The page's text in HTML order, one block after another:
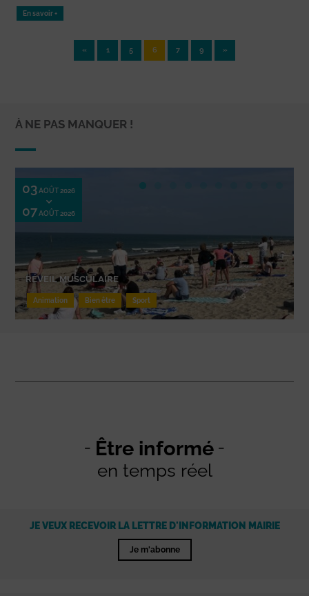
En savoir +
« 1 5 6 7 9 »
À NE PAS MANQUER !
03 AOÛT 2026
07 AOÛT 2026
RÉVEIL MUSCULAIRE
Animation Bien être Sport
Être informé
en temps réel
JE VEUX RECEVOIR LA LETTRE D'INFORMATION MAIRIE
Je m'abonne